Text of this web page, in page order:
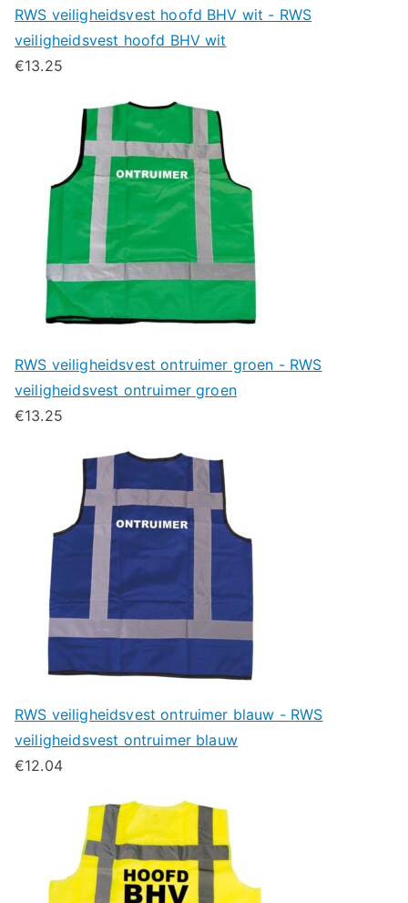
RWS veiligheidsvest hoofd BHV wit - RWS
veiligheidsvest hoofd BHV wit
€13.25
RWS veiligheidsvest ontruimer groen - RWS
veiligheidsvest ontruimer groen
€13.25
RWS veiligheidsvest ontruimer blauw - RWS
veiligheidsvest ontruimer blauw
€12.04